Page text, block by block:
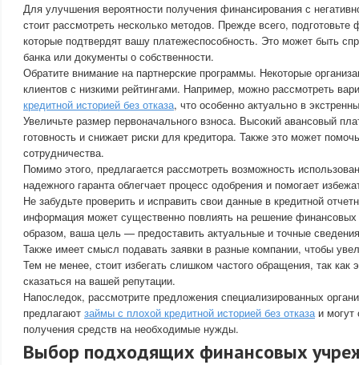
Для улучшения вероятности получения финансирования с
стоит рассмотреть несколько методов. Прежде всего,
которые подтвердят вашу платежеспособность. Это может быть
банка или документы о собственности.
Обратите внимание на партнерские программы. Некоторые
клиентов с низкими рейтингами. Например, можно рассмотреть
кредитной историей без отказа, что особенно актуально в
Увеличьте размер первоначального взноса. Высокий авансовый
готовность и снижает риски для кредитора. Также это может
сотрудничества.
Помимо этого, предлагается рассмотреть возможность
надежного гаранта облегчает процесс одобрения и помогает
Не забудьте проверить и исправить свои данные в кредитной
информация может существенно повлиять на решение
образом, ваша цель — предоставить актуальные и точные
Также имеет смысл подавать заявки в разные компании, чтобы
Тем не менее, стоит избегать слишком частого обращения, так как
сказаться на вашей репутации.
Напоследок, рассмотрите предложения специализированных
предлагают займы с плохой кредитной историей без отказаи могут
получения средств на необходимые нужды.
Выбор подходящих финансовых